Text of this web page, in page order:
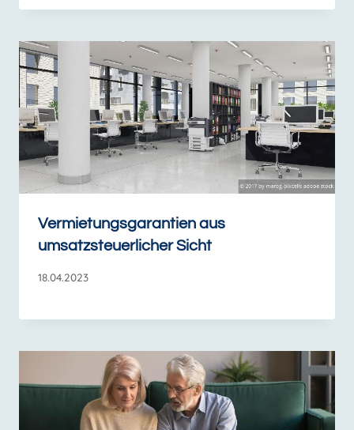
Vermietungsgarantien aus
umsatzsteuerlicher Sicht
18.04.2023